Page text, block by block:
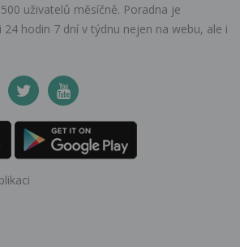
uživatelů měsíčně. Poradna je
hodin 7 dní v týdnu nejen na webu, ale i